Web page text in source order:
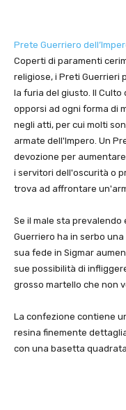
Prete Guerriero
Coperti di paramenti
religiose, i Preti Guerrieri
la furia del giusto. Il Culto
opporsi ad ogni forma di
negli atti, per cui molti
armate dell'Impero. Un
devozione per
i servitori dell'oscurità o
trova ad affrontare
Se il male sta prevalendo
Guerriero ha in serbo
sua fede in Sigmar
sue possibilità di
grosso martello che non
La confezione contiene
resina finemente
con una basetta quadrata